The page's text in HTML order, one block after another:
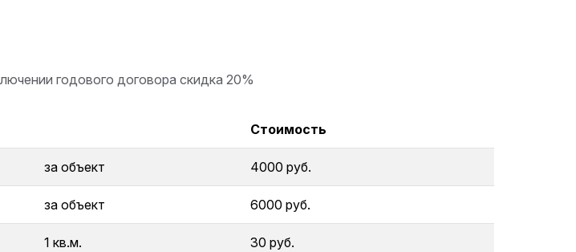
годового договора скидка 20%
Стоимость
за объект 4000 руб.
за объект 6000 руб.
1 кв.м. 30 руб.